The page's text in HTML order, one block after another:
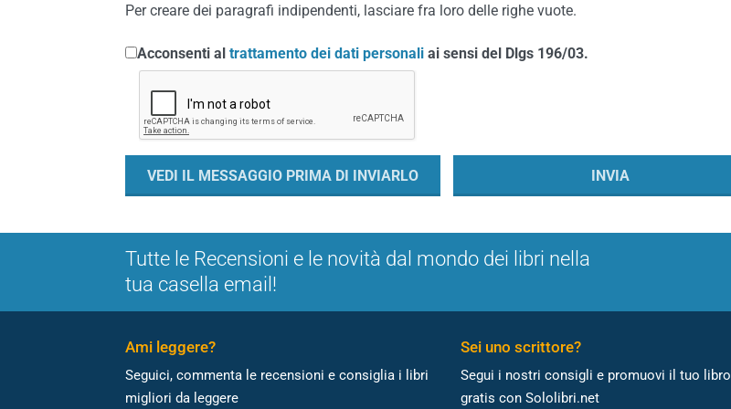
Per creare dei paragrafi indipendenti, lasciare fra loro delle righe vuote.
Acconsenti al trattamento dei dati personali ai sensi del Dlgs 196/03.
Tutte le Recensioni e le novità dal mondo dei libri nella
tua casella email!
Ami leggere?
Seguici, commenta le recensioni e consiglia i libri
migliori da leggere
Sei uno scrittore?
Segui i nostri consigli e promuovi il tuo libro
gratis con Sololibri.net